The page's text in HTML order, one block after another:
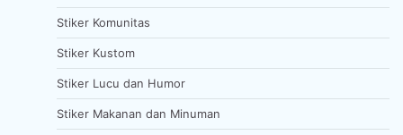
Stiker Komunitas
Stiker Kustom
Stiker Lucu dan Humor
Stiker Makanan dan Minuman